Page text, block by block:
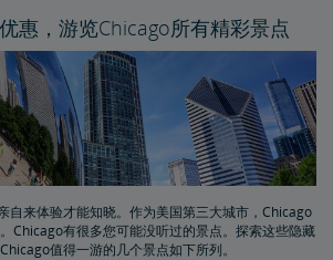
惠，游览Chicago所有精彩景点
自来体验才能知晓。作为美国第三大城市，Chicago
Chicago有很多您可能没听过的景点。探索这些隐藏
值得一游的几个景点如下所列。